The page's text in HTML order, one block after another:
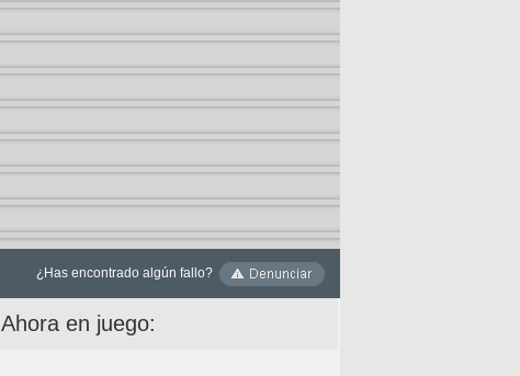
¿Has encontrado algún fallo?
Ahora en juego: